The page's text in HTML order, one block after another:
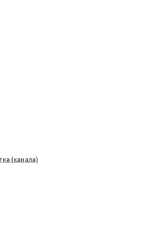
(канала)